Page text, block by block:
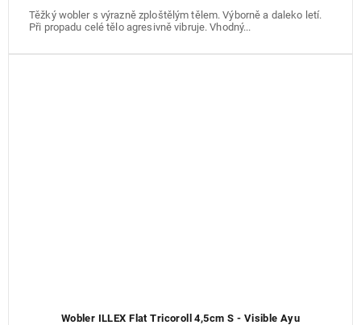
Těžký wobler s výrazně zploštělým tělem. Výborně a daleko letí.
Při propadu celé tělo agresivně vibruje. Vhodný...
Wobler ILLEX Flat Tricoroll 4,5cm S - Visible Ayu